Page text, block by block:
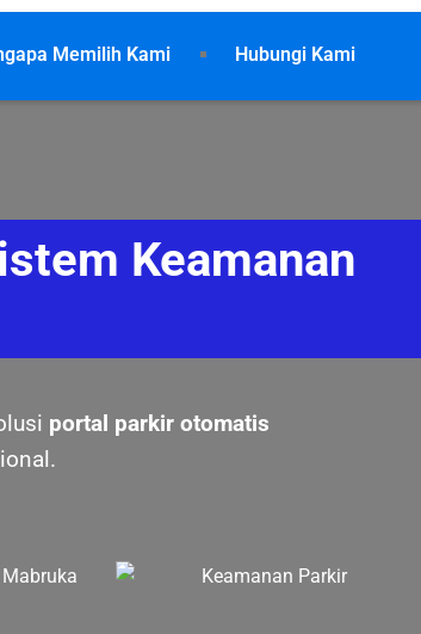
Memilih Kami Hubungi Kami
Keamanan
portal parkir otomatis